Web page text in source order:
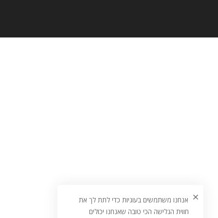
אנחנו משתמשים בעוגיות כדי לתת לך את
חווית הגלישה הכי טובה שאנחנו יכולים